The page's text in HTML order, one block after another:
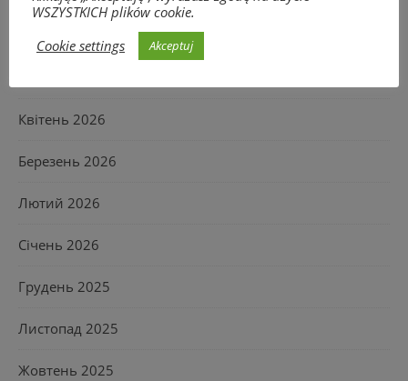
Червень 2026
Квітень 2026
Березень 2026
Лютий 2026
Січень 2026
Грудень 2025
Листопад 2025
Жовтень 2025
WSZYSTKICH plików cookie.
Cookie settings
Akceptuj